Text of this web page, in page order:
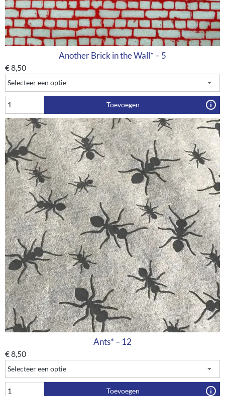
Another Brick in the Wall* – 5
€8,50
Toevoegen
Ants* – 12
€8,50
Toevoegen